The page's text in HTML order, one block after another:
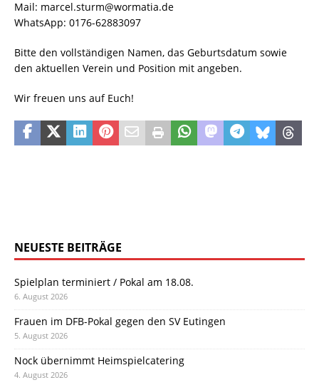
Mail: marcel.sturm@wormatia.de
WhatsApp: 0176-62883097
Bitte den vollständigen Namen, das Geburtsdatum sowie
den aktuellen Verein und Position mit angeben.
Wir freuen uns auf Euch!
NEUESTE BEITRÄGE
Spielplan terminiert / Pokal am 18.08.
6. August 2026
Frauen im DFB-Pokal gegen den SV Eutingen
5. August 2026
Nock übernimmt Heimspielcatering
4. August 2026